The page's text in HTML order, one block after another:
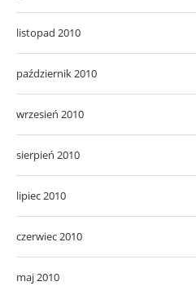
listopad 2010
październik 2010
wrzesień 2010
sierpień 2010
lipiec 2010
czerwiec 2010
maj 2010